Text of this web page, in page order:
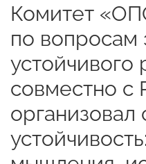
Комитет
по вопросам
устойчивого
совместно с